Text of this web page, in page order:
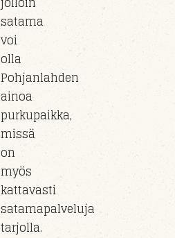
satama
voi
olla
Pohjanlahden
ainoa
purkupaikka,
missä
on
myös
kattavasti
satamapalveluja
tarjolla.